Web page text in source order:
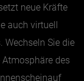
neue Kräfte
auch virtuell
Wechseln Sie die
des